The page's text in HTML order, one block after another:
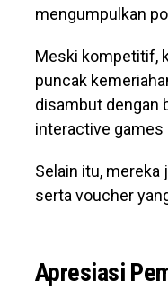
mengumpulkan
Meski kompetitif,
puncak
disambut dengan
interactive
Selain itu,
serta voucher
Apresiasi